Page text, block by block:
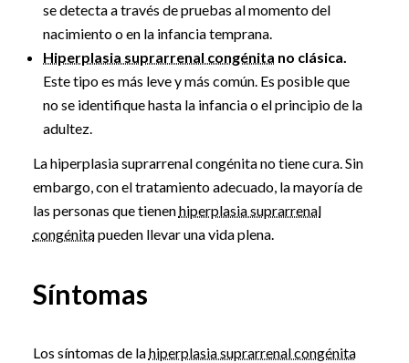
se detecta a través de pruebas al momento del
nacimiento o en la infancia temprana.
Hiperplasia suprarrenal congénita no clásica.
Este tipo es más leve y más común. Es posible que
no se identifique hasta la infancia o el principio de la
adultez.
La hiperplasia suprarrenal congénita no tiene cura. Sin
embargo, con el tratamiento adecuado, la mayoría de
las personas que tienenhiperplasia suprarrenal
congénitapueden llevar una vida plena.
Síntomas
Los síntomas de lahiperplasia suprarrenal congénita